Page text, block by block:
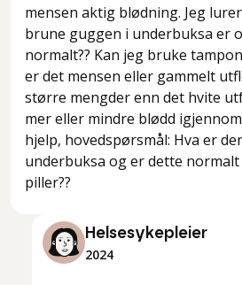
mensen aktig blødning. Jeg
brune guggen i underbuksa er
normalt?? Kan jeg bruke
er det mensen eller gammelt
større mengder enn det hvite
mer eller mindre blødd
hjelp, hovedspørsmål: Hva er
underbuksa og er dette
piller??
Helsesykepleier
2024